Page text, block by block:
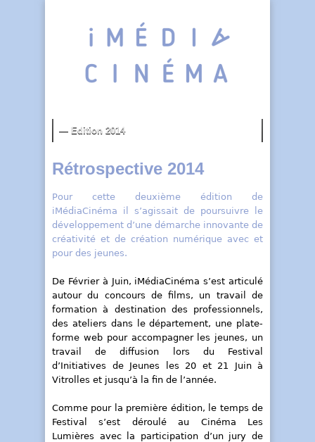
Rétrospective 2014
Pour cette deuxième édition de
iMédiaCinéma il s’agissait de poursuivre le
développement d’une démarche innovante de
créativité et de création numérique avec et
pour des jeunes.
De Février à Juin, iMédiaCinéma s’est articulé
autour du concours de films, un travail de
formation à destination des professionnels,
des ateliers dans le département, une plate-
forme web pour accompagner les jeunes, un
travail de
diffusion lors du Festival
d’Initiatives de Jeunes les 20 et 21 Juin à
Vitrolles et jusqu’à la fin de l’année.
Comme pour la première édition, le temps de
Festival s’est déroulé au Cinéma Les
Lumières avec la participation d’un jury de